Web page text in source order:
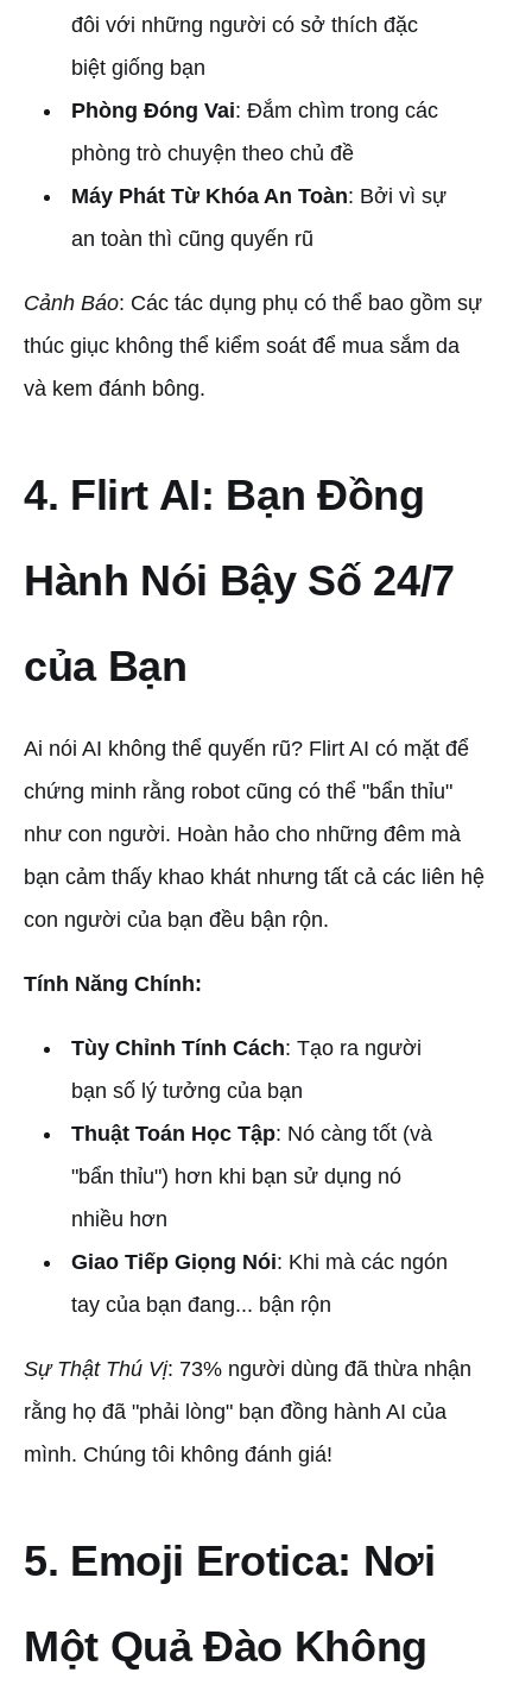
đôi với những người có sở thích đặc
biệt giống bạn
Phòng Đóng Vai: Đắm chìm trong các
phòng trò chuyện theo chủ đề
Máy Phát Từ Khóa An Toàn: Bởi vì sự
an toàn thì cũng quyến rũ
Cảnh Báo: Các tác dụng phụ có thể bao gồm sự
thúc giục không thể kiểm soát để mua sắm da
và kem đánh bông.
4. Flirt AI: Bạn Đồng
Hành Nói Bậy Số 24/7
của Bạn
Ai nói AI không thể quyến rũ? Flirt AI có mặt để
chứng minh rằng robot cũng có thể "bẩn thỉu"
như con người. Hoàn hảo cho những đêm mà
bạn cảm thấy khao khát nhưng tất cả các liên hệ
con người của bạn đều bận rộn.
Tính Năng Chính:
Tùy Chỉnh Tính Cách: Tạo ra người
bạn số lý tưởng của bạn
Thuật Toán Học Tập: Nó càng tốt (và
"bẩn thỉu") hơn khi bạn sử dụng nó
nhiều hơn
Giao Tiếp Giọng Nói: Khi mà các ngón
tay của bạn đang... bận rộn
Sự Thật Thú Vị: 73% người dùng đã thừa nhận
rằng họ đã "phải lòng" bạn đồng hành AI của
mình. Chúng tôi không đánh giá!
5. Emoji Erotica: Nơi
Một Quả Đào Không